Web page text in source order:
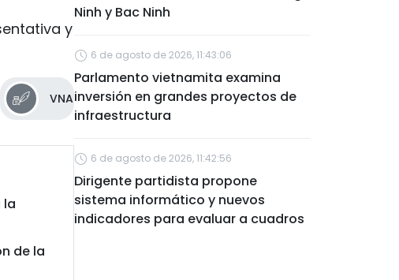
y
VNA
la
de la
Ninh y Bac Ninh
6 de agosto de 2026, 11:43:06
Parlamento vietnamita examina
inversión en grandes proyectos de
infraestructura
6 de agosto de 2026, 11:42:56
Dirigente partidista propone
sistema informático y nuevos
indicadores para evaluar a cuadros